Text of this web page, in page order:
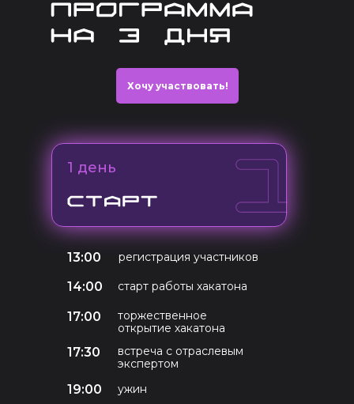
1 день
Хочу участвовать!
13:00 регистрация участников
14:00 старт работы хакатона
17:00
торжественное
открытие хакатона
17:30
встреча с отраслевым
экспертом
19:00 ужин